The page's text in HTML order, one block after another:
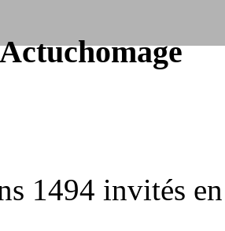
Si vous souhaitez adhérer à
et en...
contribuèrent au lancement de
1494 invités